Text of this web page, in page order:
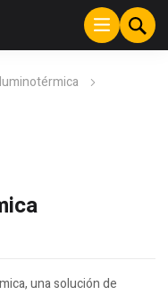
una solución de